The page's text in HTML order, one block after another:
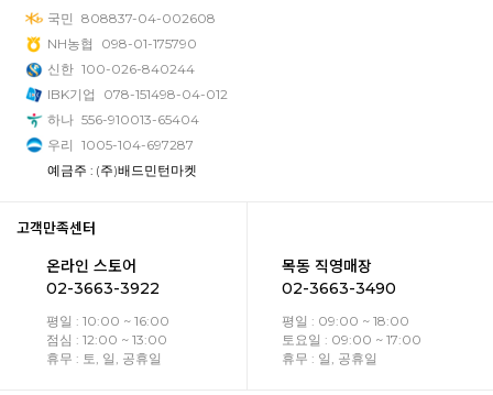
국민 808837-04-002608
NH농협
098-01-175790
신한 100-026-840244
IBK기업
078-151498-04-012
하나 556-910013-65404
우리 1005-104-697287
예금주 : (주)배드민턴마켓
고객만족센터
온라인 스토어
02-3663-3922
평일 : 10:00 ~ 16:00
점심 : 12:00 ~ 13:00
휴무 : 토, 일, 공휴일
목동 직영매장
02-3663-3490
평일 : 09:00 ~ 18:00
토요일 : 09:00 ~ 17:00
휴무 : 일, 공휴일